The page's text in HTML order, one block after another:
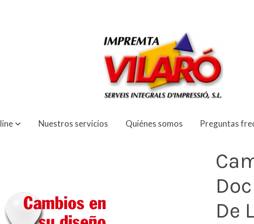
Nuestros servicios Quiénes somos Preguntas
De